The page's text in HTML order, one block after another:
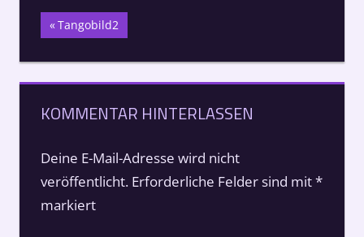
Beitragsnavigation
Vorheriger
Beitrag:
Tangobild2
KOMMENTAR HINTERLASSEN
Deine E-Mail-Adresse wird nicht
veröffentlicht. Erforderliche Felder sind mit*
markiert